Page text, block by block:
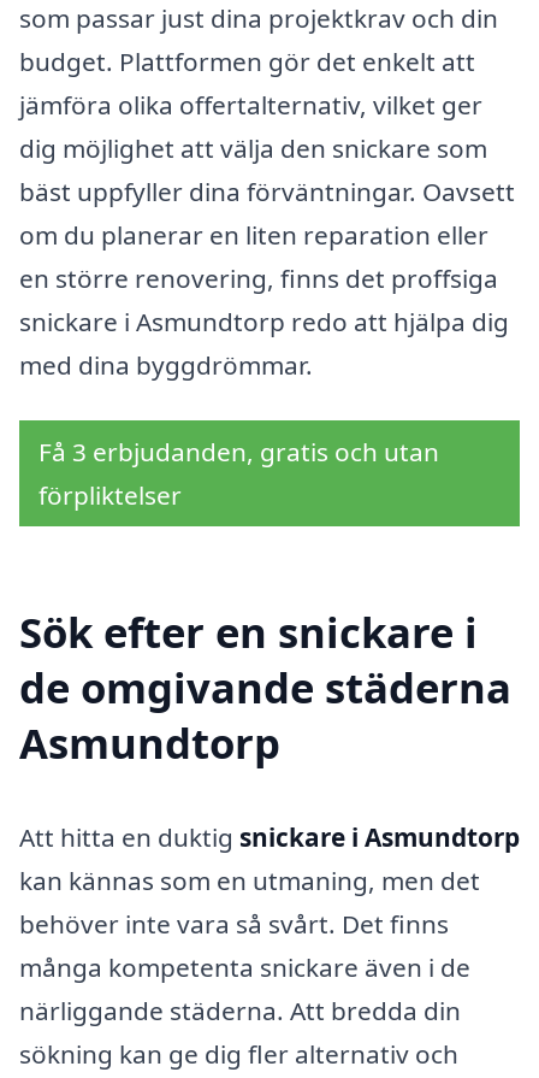
som passar just dina projektkrav och din
budget. Plattformen gör det enkelt att
jämföra olika offertalternativ, vilket ger
dig möjlighet att välja den snickare som
bäst uppfyller dina förväntningar. Oavsett
om du planerar en liten reparation eller
en större renovering, finns det proffsiga
snickare i Asmundtorp redo att hjälpa dig
med dina byggdrömmar.
Få 3 erbjudanden, gratis och utan
förpliktelser
Sök efter en snickare i
de omgivande städerna
Asmundtorp
Att hitta en duktig snickare i Asmundtorp
kan kännas som en utmaning, men det
behöver inte vara så svårt. Det finns
många kompetenta snickare även i de
närliggande städerna. Att bredda din
sökning kan ge dig fler alternativ och